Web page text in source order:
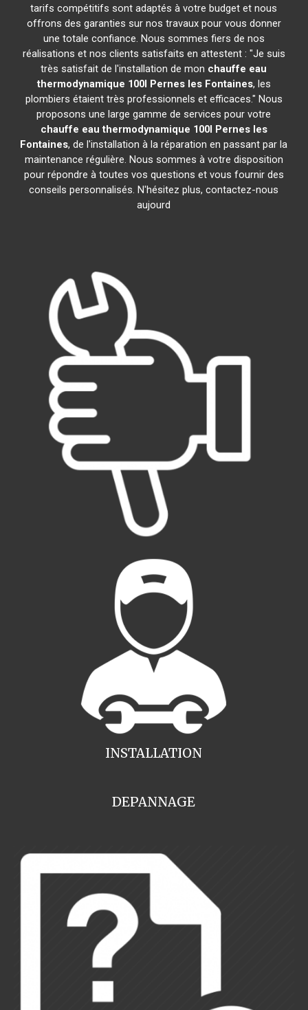
tarifs compétitifs sont adaptés à votre budget et nous
offrons des garanties sur nos travaux pour vous donner
une totale confiance. Nous sommes fiers de nos
réalisations et nos clients satisfaits en attestent : "Je suis
très satisfait de l'installation de mon chauffe eau
thermodynamique 100l Pernes les Fontaines, les
plombiers étaient très professionnels et efficaces." Nous
proposons une large gamme de services pour votre
chauffe eau thermodynamique 100l Pernes les
Fontaines, de l'installation à la réparation en passant par la
maintenance régulière. Nous sommes à votre disposition
pour répondre à toutes vos questions et vous fournir des
conseils personnalisés. N'hésitez plus, contactez-nous
aujourd
INSTALLATION
DEPANNAGE